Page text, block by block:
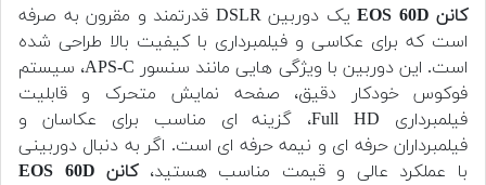
کانن EOS 60D
یک دوربین DSLR قدرتمند و مقرون به صرفه
است که برای عکاسی و فیلمبرداری با کیفیت بالا طراحی شده
است. این دوربین با ویژگی هایی مانند سنسور APS-C، سیستم
فوکوس خودکار دقیق، صفحه نمایش متحرک و قابلیت
فیلمبرداری Full HD، گزینه ای مناسب برای عکاسان و
فیلمبرداران حرفه ای و نیمه حرفه ای است. اگر به دنبال دوربینی
با عملکرد عالی و قیمت مناسب هستید،کانن EOS 60D